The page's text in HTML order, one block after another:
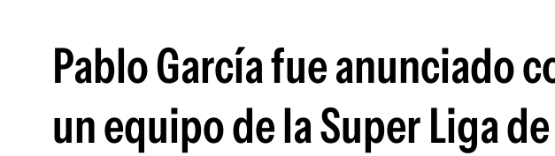
Pablo García fue anunciado
un equipo de la Super Liga